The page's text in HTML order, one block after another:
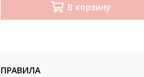
В корзину
ПРАВИЛА